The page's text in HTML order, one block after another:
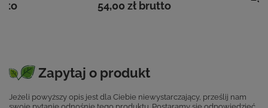
54,00 złbrutto
Zapytaj o produkt
Jeżeli powyższy opis jest dla Ciebie niewystarczający, prześlij nam